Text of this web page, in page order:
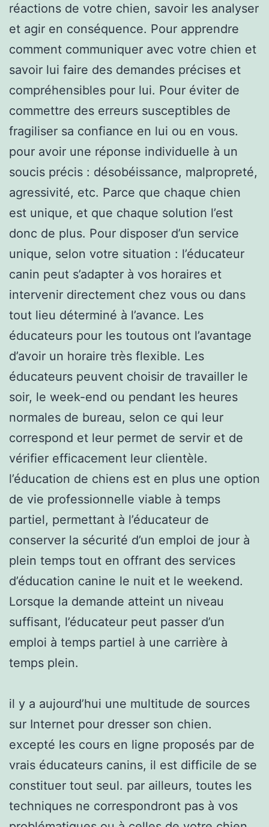
réactions de votre chien, savoir les analyser
et agir en conséquence. Pour apprendre
comment communiquer avec votre chien et
savoir lui faire des demandes précises et
compréhensibles pour lui. Pour éviter de
commettre des erreurs susceptibles de
fragiliser sa confiance en lui ou en vous.
pour avoir une réponse individuelle à un
soucis précis : désobéissance, malpropreté,
agressivité, etc. Parce que chaque chien
est unique, et que chaque solution l’est
donc de plus. Pour disposer d’un service
unique, selon votre situation : l’éducateur
canin peut s’adapter à vos horaires et
intervenir directement chez vous ou dans
tout lieu déterminé à l’avance. Les
éducateurs pour les toutous ont l’avantage
d’avoir un horaire très flexible. Les
éducateurs peuvent choisir de travailler le
soir, le week-end ou pendant les heures
normales de bureau, selon ce qui leur
correspond et leur permet de servir et de
vérifier efficacement leur clientèle.
l’éducation de chiens est en plus une option
de vie professionnelle viable à temps
partiel, permettant à l’éducateur de
conserver la sécurité d’un emploi de jour à
plein temps tout en offrant des services
d’éducation canine le nuit et le weekend.
Lorsque la demande atteint un niveau
suffisant, l’éducateur peut passer d’un
emploi à temps partiel à une carrière à
temps plein.
il y a aujourd’hui une multitude de sources
sur Internet pour dresser son chien.
excepté les cours en ligne proposés par de
vrais éducateurs canins, il est difficile de se
constituer tout seul. par ailleurs, toutes les
techniques ne correspondront pas à vos